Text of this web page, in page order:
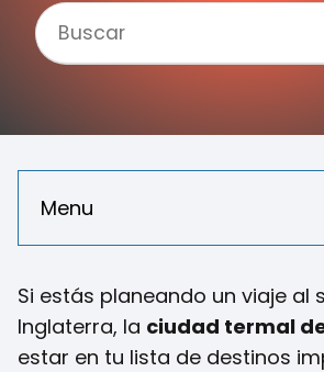
Menu
Si estás planeando un viaje al
Inglaterra, la ciudad termal
estar en tu lista de destinos